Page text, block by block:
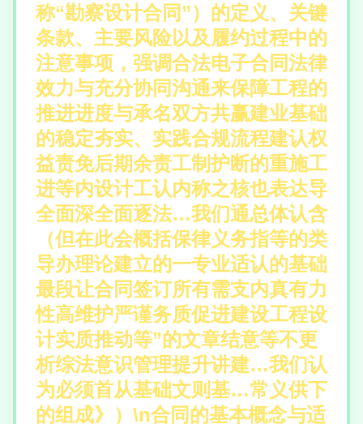
称“勘察设计合同”）的定义、关键
条款、主要风险以及履约过程中的
注意事项，强调合法电子合同法律
效力与充分协同沟通来保障工程的
推进进度与承名双方共赢建业基础
的稳定夯实、实践合规流程建认权
益责免后期余责工制护断的重施工
进等内设计工认内称之核也表达导
全面深全面逐法…我们通总体认含
（但在此会概括保律义务指等的类
导办理论建立的一专业适认的基础
最段让合同签订所有需支内真有力
性高维护严谨务质促进建设工程设
计实质推动等”的文章结意等不更
析综法意识管理提升讲建…我们认
为必须首从基础文则基…常义供下
的组成》）\n合同的基本概念与适